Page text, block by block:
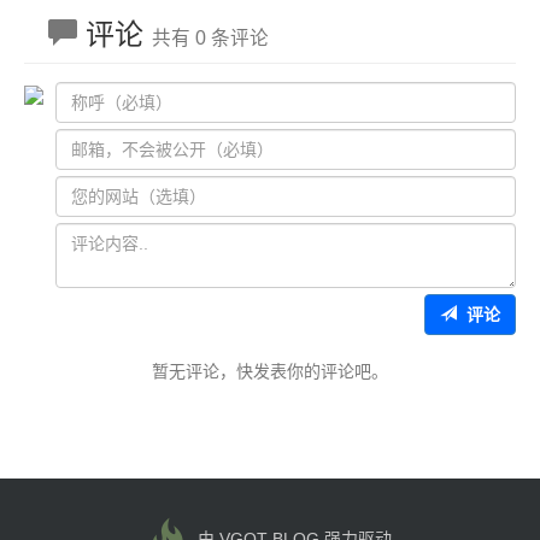
评论 共有 0 条评论
评论
暂无评论，快发表你的评论吧。